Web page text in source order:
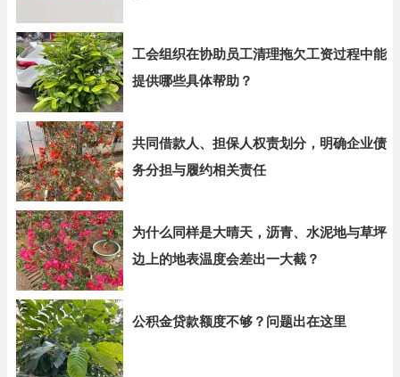
工会组织在协助员工清理拖欠工资过程中能
提供哪些具体帮助？
共同借款人、担保人权责划分，明确企业债
务分担与履约相关责任
为什么同样是大晴天，沥青、水泥地与草坪
边上的地表温度会差出一大截？
公积金贷款额度不够？问题出在这里